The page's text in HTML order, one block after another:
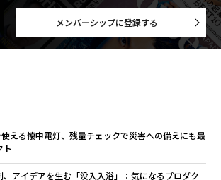
メンバーシップに登録する
える懐中電灯、残量チェックで災害への備えにも最
ト
アイデアを生む「没入入浴」：気になるプロダク